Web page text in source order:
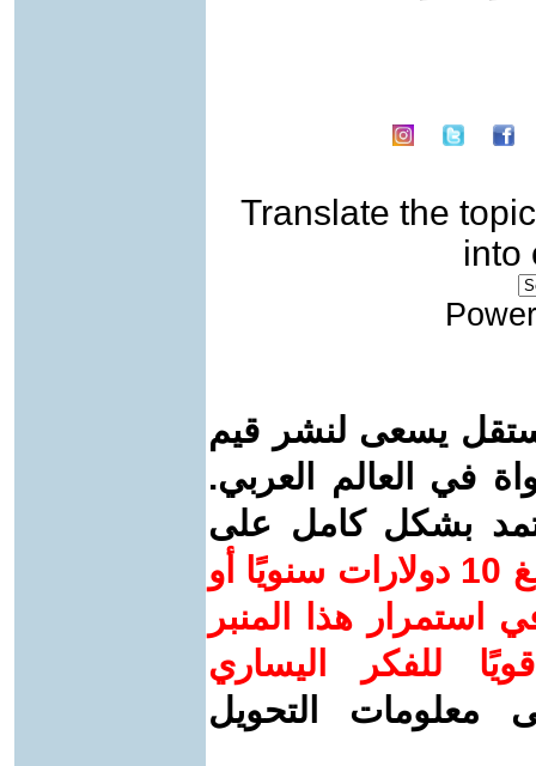
Translate the topic
into
يسعى لنشر قيم
في العالم العربي.
بشكل كامل على
ساهم/ي معنا! بدعمكم بمبلغ 10 دولارات سنويًا أو
استمرار هذا المنبر
للفكر اليساري
معلومات التحويل